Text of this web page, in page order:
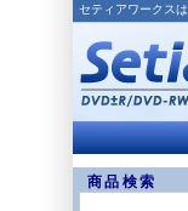
セティアワークス
商品検索